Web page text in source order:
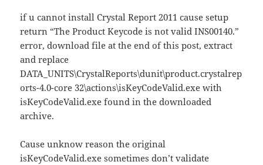
if u cannot install Crystal Report 2011 cause setup
return “The Product Keycode is not valid INS00140.”
error, download file at the end of this post, extract
and replace
DATA_UNITS\CrystalReports\dunit\product.crystalrep
orts-4.0-core 32\actions\isKeyCodeValid.exe with
isKeyCodeValid.exe found in the downloaded
archive.
Cause unknow reason the original
isKeyCodeValid.exe sometimes don’t validate